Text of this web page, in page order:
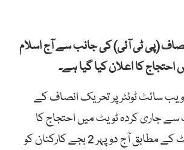
(پی ٹی آئی) کی جانب سے آج اسلام
احتجاج کا اعلان کیا گیا ہے۔
سائٹ ٹوئٹر پر تحریک انصاف کے
سے جاری کردہ ٹویٹ میں احتجاج کا
اعلان کیا گیا۔ ٹویٹ کے مطابق آج دوپہر 2 بجے کارکنان کو